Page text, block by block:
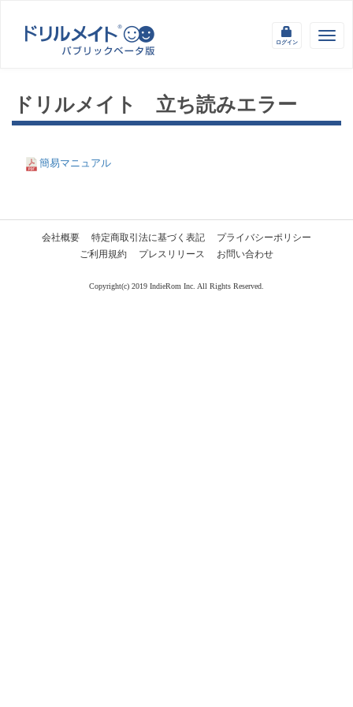
ログイン
ドリルメイト 立ち読みエラー
簡易マニュアル
会社概要 特定商取引法に基づく表記
プライバシーポリシー
ご利用規約
プレスリリース お問い合わせ
Copyright(c) 2019 IndieRom Inc. All Rights Reserved.